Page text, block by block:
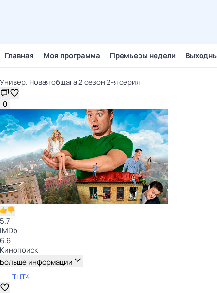
Главная Моя программа Премьеры недели
Универ. Новая общага 2 сезон 2-я серия
0
5.7
IMDb
6.6
Кинопоиск
Больше информации
ТНТ4